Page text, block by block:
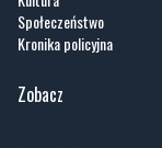
Zobacz
Nasze HotSpoty